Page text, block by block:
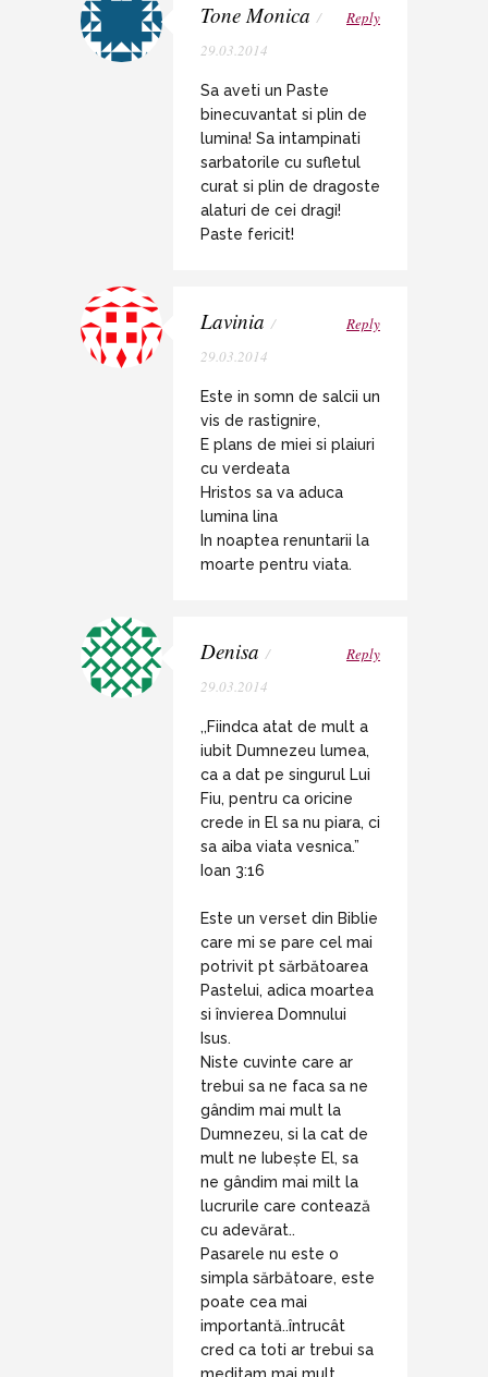
Tone Monica /
29.03.2014
Reply
Sa aveti un Paste
binecuvantat si plin de
lumina! Sa intampinati
sarbatorile cu sufletul
curat si plin de dragoste
alaturi de cei dragi!
Paste fericit!
Lavinia /
29.03.2014
Reply
Este in somn de salcii un
vis de rastignire,
E plans de miei si plaiuri
cu verdeata
Hristos sa va aduca
lumina lina
In noaptea renuntarii la
moarte pentru viata.
Denisa /
29.03.2014
Reply
,,Fiindca atat de mult a
iubit Dumnezeu lumea,
ca a dat pe singurul Lui
Fiu, pentru ca oricine
crede in El sa nu piara, ci
sa aiba viata vesnica.”
Ioan 3:16
Este un verset din Biblie
care mi se pare cel mai
potrivit pt sărbătoarea
Pastelui, adica moartea
si învierea Domnului
Isus.
Niste cuvinte care ar
trebui sa ne faca sa ne
gândim mai mult la
Dumnezeu, si la cat de
mult ne Iubește El, sa
ne gândim mai milt la
lucrurile care contează
cu adevărat..
Pasarele nu este o
simpla sărbătoare, este
poate cea mai
importantă..întrucât
cred ca toti ar trebui sa